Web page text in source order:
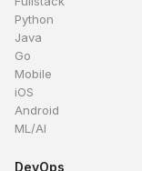
Python
Java
Go
Mobile
iOS
Android
ML/AI
DevOps